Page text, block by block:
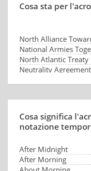
Cosa sta per
North Alliance
National Armies
North Atlantic Treaty
Neutrality
Cosa significa
notazione
After Midnight
After Morning